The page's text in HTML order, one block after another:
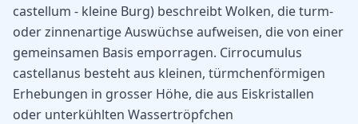
castellum - kleine Burg) beschreibt Wolken, die turm-
oder zinnenartige Auswüchse aufweisen, die von einer
gemeinsamen Basis emporragen. Cirrocumulus
castellanus besteht aus kleinen, türmchenförmigen
Erhebungen in grosser Höhe, die aus Eiskristallen
oder unterkühlten Wassertröpfchen